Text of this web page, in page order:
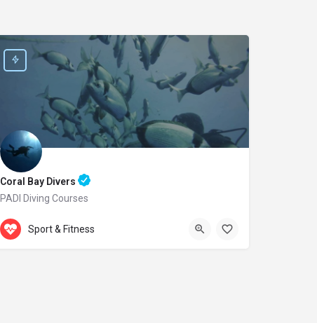
Coral Bay Divers
PADI Diving Courses
Accepts Gift Card
Sport & Fitness